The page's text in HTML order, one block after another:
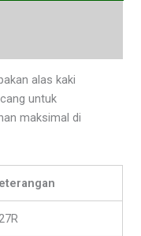
alas kaki
untuk
maksimal di